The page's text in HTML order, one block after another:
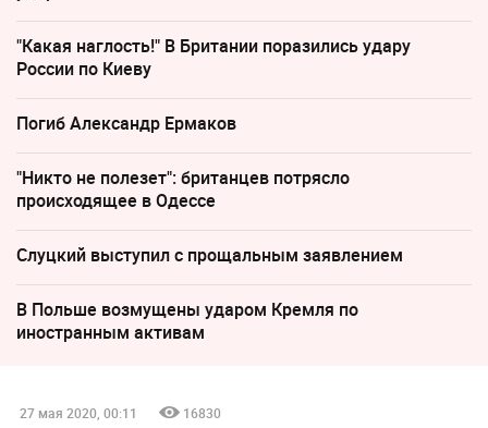
"Какая наглость!" В Британии поразились удару
России по Киеву
Погиб Александр Ермаков
"Никто не полезет": британцев потрясло
происходящее в Одессе
Слуцкий выступил с прощальным заявлением
В Польше возмущены ударом Кремля по
иностранным активам
27 мая 2020, 00:11 16830